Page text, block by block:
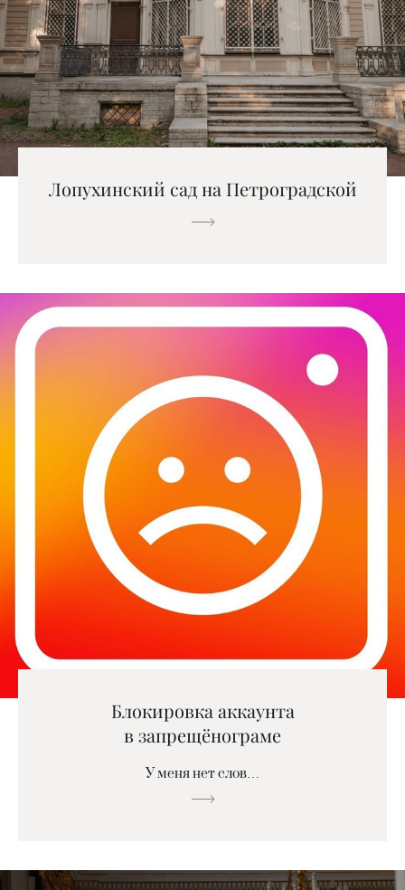
Лопухинский сад на Петроградской
Блокировка аккаунта
в запрещёнограме
У меня нет слов…